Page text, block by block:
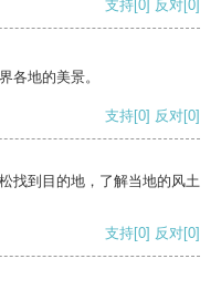
支持 [0] 反对 [0]
各地的美景。
支持[0] 反对[0]
找到目的地，了解当地的风土
支持[0] 反对[0]